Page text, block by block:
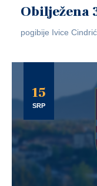
Obilježena
pogibije Ivice
15
SRP